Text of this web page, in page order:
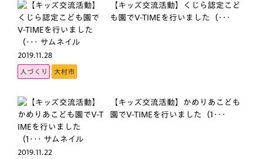
2019.11.28
【キッズ交流活動】くじら認定こど
も園でV-TIMEを行いました（･･･
人づくり 大村市
2019.11.22
【キッズ交流活動】かめりあこども
園でV-TIMEを行いました（1･･･